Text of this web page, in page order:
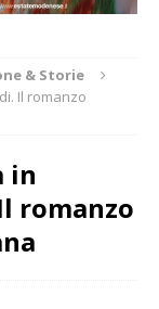
& Storie
Il romanzo
in
romanzo